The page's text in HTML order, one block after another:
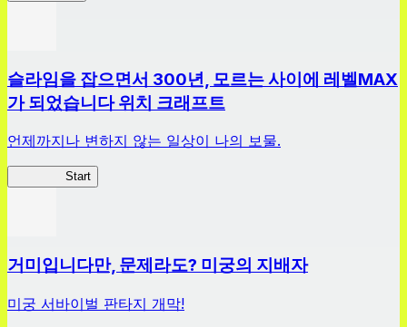
슬라임을 잡으면서 300년, 모르는 사이에 레벨MAX
가 되었습니다 위치 크래프트
언제까지나 변하지 않는 일상이 나의 보물.
Start
거미입니다만, 문제라도? 미궁의 지배자
미궁 서바이벌 판타지 개막!